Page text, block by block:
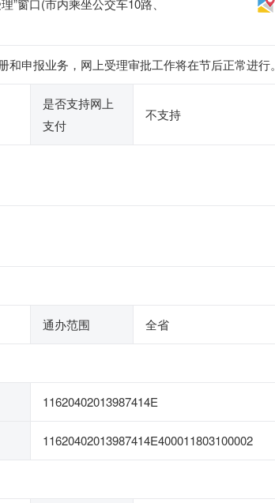
窗口(市内乘坐公交车10路、
申报业务，网上受理审批工作将在节后正常进行。
是否支持网上
支付
不支持
通办范围 全省
11620402013987414E
11620402013987414E400011803100002